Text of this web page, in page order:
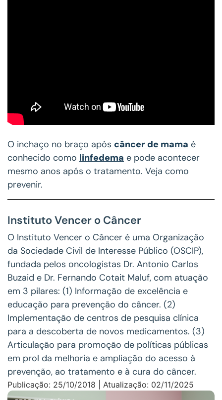
O inchaço no braço após câncer de mama é
conhecido como linfedema e pode acontecer
mesmo anos após o tratamento. Veja como
prevenir.
Instituto Vencer o Câncer
O Instituto Vencer o Câncer é uma Organização
da Sociedade Civil de Interesse Público (OSCIP),
fundada pelos oncologistas Dr. Antonio Carlos
Buzaid e Dr. Fernando Cotait Maluf, com atuação
em 3 pilares: (1) Informação de excelência e
educação para prevenção do câncer. (2)
Implementação de centros de pesquisa clínica
para a descoberta de novos medicamentos. (3)
Articulação para promoção de políticas públicas
em prol da melhoria e ampliação do acesso à
prevenção, ao tratamento e à cura do câncer.
Publicação: 25/10/2018 | Atualização: 02/11/2025